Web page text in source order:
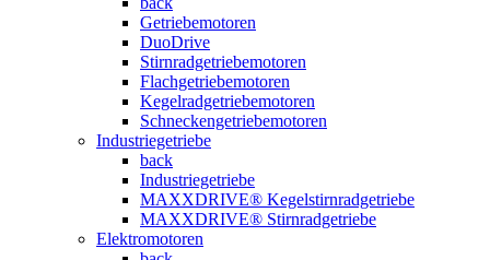
Getriebemotoren
DuoDrive
Stirnradgetriebemotoren
Flachgetriebemotoren
Kegelradgetriebemotoren
Schneckengetriebemotoren
Industriegetriebe
back
Industriegetriebe
MAXXDRIVE® Kegelstirnradgetriebe
MAXXDRIVE® Stirnradgetriebe
Elektromotoren